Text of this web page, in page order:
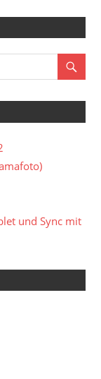
und Sync mit